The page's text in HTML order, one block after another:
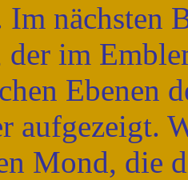
Im
der im
Ebenen
aufgezeigt.
Mond, die